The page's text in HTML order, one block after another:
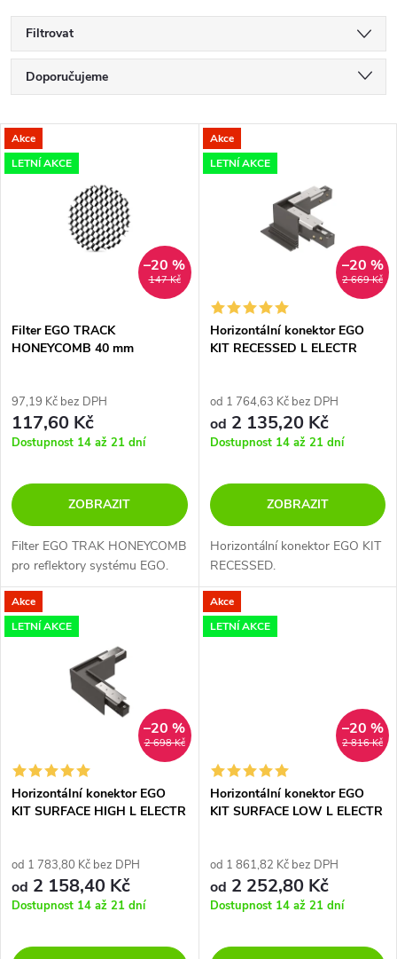
Filtrovat
Ř
a
z
p
r
o
d
u
k
t
Doporučujeme
Nejdražší
Nejprodávanější
Abecedně
V
ý
s
p
r
o
d
u
k
t
Akce
LETNÍ AKCE
147 Kč
–20 %
Filter EGO TRACK
HONEYCOMB 40 mm
97,19 Kč bez DPH
117,60 Kč
Dostupnost 14 až 21 dní
ZOBRAZIT
Filter EGO TRAK HONEYCOMB
pro reflektory systému EGO.
Akce
LETNÍ AKCE
2 669 Kč
–20 %
Horizontální konektor EGO
KIT RECESSED L ELECTR
od 1 764,63 Kč bez DPH
od 2 135,20 Kč
Dostupnost 14 až 21 dní
ZOBRAZIT
Horizontální konektor EGO KIT
RECESSED.
Akce
LETNÍ AKCE
2 698 Kč
–20 %
Horizontální konektor EGO
KIT SURFACE HIGH L ELECTR
od 1 783,80 Kč bez DPH
od 2 158,40 Kč
Dostupnost 14 až 21 dní
Akce
LETNÍ AKCE
2 816 Kč
–20 %
Horizontální konektor EGO
KIT SURFACE LOW L ELECTR
od 1 861,82 Kč bez DPH
od 2 252,80 Kč
Dostupnost 14 až 21 dní